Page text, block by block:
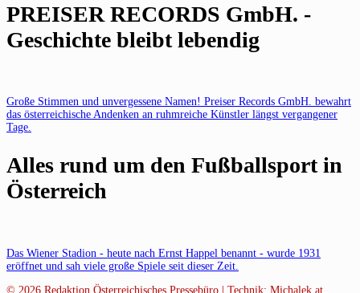
PREISER RECORDS GmbH. -
Geschichte bleibt lebendig
Große Stimmen und unvergessene Namen! Preiser Records GmbH. bewahrt
das österreichische Andenken an ruhmreiche Künstler längst vergangener
Tage.
Alles rund um den Fußballsport in
Österreich
Das Wiener Stadion - heute nach Ernst Happel benannt - wurde 1931
eröffnet und sah viele große Spiele seit dieser Zeit.
© 2026 Redaktion Österreichisches Pressebüro | Technik: Michalek.at